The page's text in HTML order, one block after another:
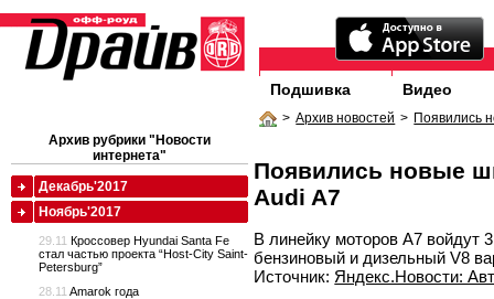
Подшивка Видео
> Архив новостей > Появились
Появились новые
Audi A7
В линейку моторов A7 войдут
бензиновый и дизельный V8
Источник: Яндекс.Новости:
Архив рубрики "Новости
интернета"
Декабрь'2017
Ноябрь'2017
29.11 Кроссовер Hyundai Santa Fe
стал частью проекта “Host-City Saint-
Petersburg”
28.11 Amarok года